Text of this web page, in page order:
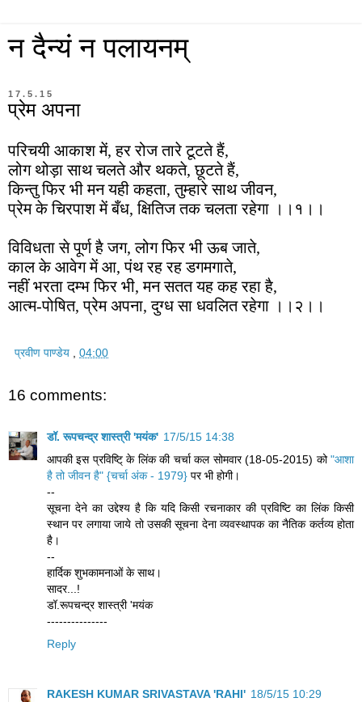
न दैन्यं न पलायनम्
17.5.15
प्रेम अपना
परिचयी आकाश में, हर रोज तारे टूटते हैं,
लोग थोड़ा साथ चलते और थकते, छूटते हैं,
किन्तु फिर भी मन यही कहता, तुम्हारे साथ जीवन,
प्रेम के चिरपाश में बँध, क्षितिज तक चलता रहेगा ।।१।।
विविधता से पूर्ण है जग, लोग फिर भी ऊब जाते,
काल के आवेग में आ, पंथ रह रह डगमगाते,
नहीं भरता दम्भ फिर भी, मन सतत यह कह रहा है,
आत्म-पोषित, प्रेम अपना, दुग्ध सा धवलित रहेगा ।।२।।
प्रवीण पाण्डेय 04:00
16 comments:
डॉ. रूपचन्द्र शास्त्री 'मयंक' 17/5/15 14:38
आपकी इस प्रविष्टि् के लिंक की चर्चा कल सोमवार (18-05-2015) को"आशा
है तो जीवन है" {चर्चा अंक - 1979} पर भी होगी।
--
सूचना देने का उद्देश्य है कि यदि किसी रचनाकार की प्रविष्टि का लिंक किसी
स्थान पर लगाया जाये तो उसकी सूचना देना व्यवस्थापक का नैतिक कर्तव्य होता
है।
--
हार्दिक शुभकामनाओं के साथ।
सादर...!
डॉ.रूपचन्द्र शास्त्री 'मयंक
---------------
Reply
RAKESH KUMAR SRIVASTAVA 'RAHI' 18/5/15 10:29